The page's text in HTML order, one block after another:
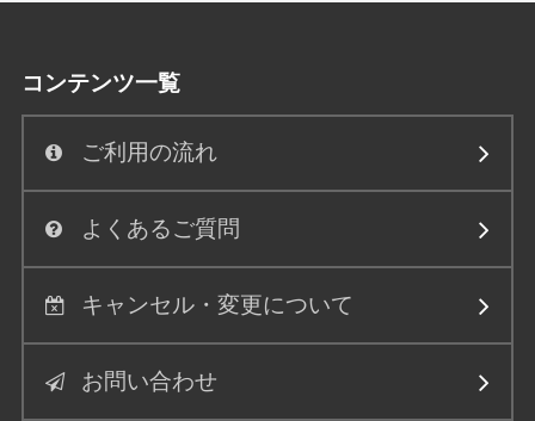
コンテンツ一覧
ご利用の流れ
よくあるご質問
キャンセル・変更について
お問い合わせ